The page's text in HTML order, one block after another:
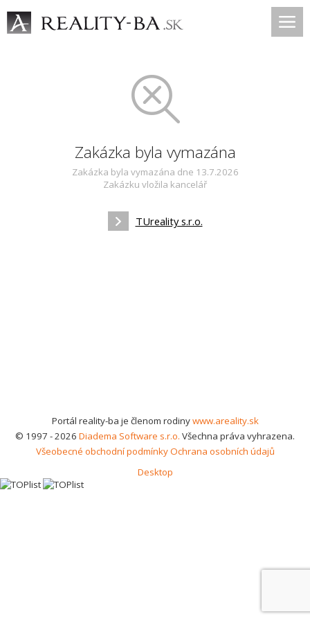
Zakázka byla vymazána
Zakázka byla vymazána dne 13.7.2026
Zakázku vložila kancelář
TUreality s.r.o.
Portál reality-ba je členom rodinywww.areality.sk
© 1997 - 2026 Diadema Software s.r.o. Všechna práva vyhrazena.
Všeobecné obchodní podmínkyOchrana osobních údajů
Desktop